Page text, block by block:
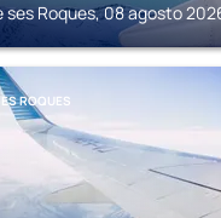
ses Roques, 08 agosto
ROQUES